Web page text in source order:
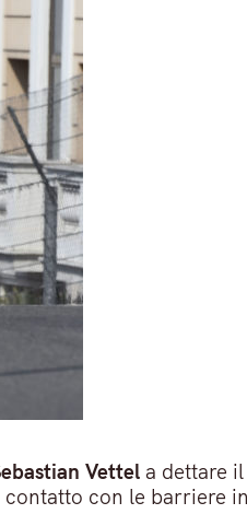
Vettel a dettare
con le barriere